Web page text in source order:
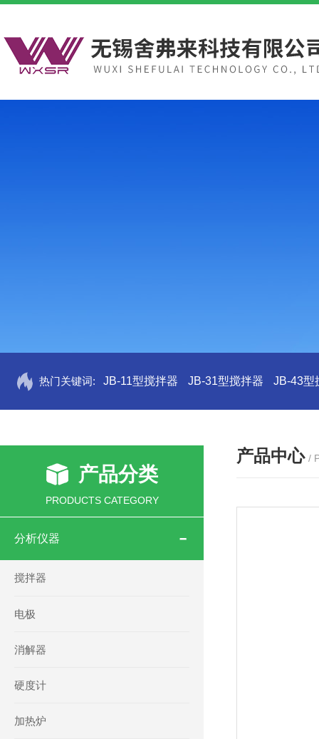
热门关键词: JB-11型搅拌器 JB-31型搅拌器 JB-43型
产品分类
PRODUCTS CATEGORY
分析仪器
搅拌器
电极
消解器
硬度计
加热炉
产品中心 /